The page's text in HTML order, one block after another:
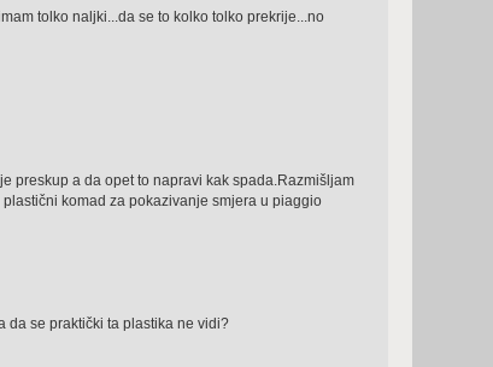
tolko naljki...da se to kolko tolko prekrije...no
preskup a da opet to napravi kak spada.Razmišljam
komad za pokazivanje smjera u piaggio
da se praktički ta plastika ne vidi?